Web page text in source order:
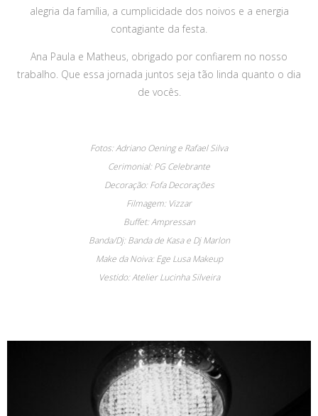
alegria da família, a cumplicidade dos noivos e a energia
contagiante da festa.
Ana Paula e Matheus, obrigado por confiarem no nosso
trabalho. Que essa jornada juntos seja tão linda quanto o dia
de vocês.
Fotos: Adriano Oening e Rafael Silva
Cerimonial: PG Celebrante
Decoração: Fofa Decorações
Filmagem: Vizzar
Buffet: Ampressan
Banda/Dj: Banda de Kasa e Dj Marlon
Make da Noiva: Ege Lusa Makeup
Vestido: Atelier Lucinha Silveira